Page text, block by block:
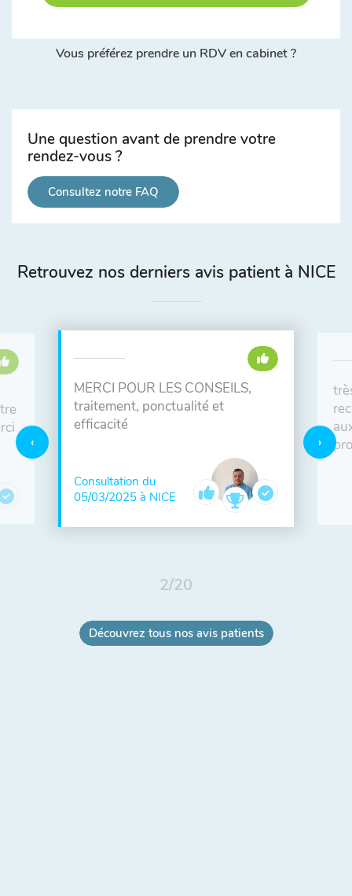
Vous préférez prendre un RDV en cabinet ?
Une question avant de prendre votre
rendez-vous ?
Consultez notre FAQ
Retrouvez nos derniers avis patient à NICE
MERCI POUR LES CONSEILS,
traitement, ponctualité et
efficacité
Consultation du
05/03/2025 à NICE
2/20
Découvrez tous nos avis patients